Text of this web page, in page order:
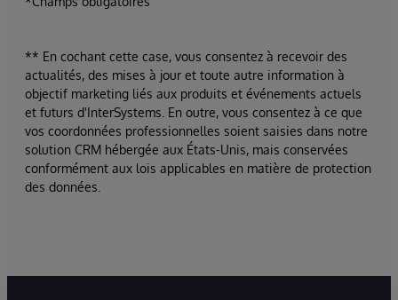
** En cochant cette case, vous consentez à recevoir des
actualités, des mises à jour et toute autre information à
objectif marketing liés aux produits et événements actuels
et futurs d'InterSystems. En outre, vous consentez à ce que
vos coordonnées professionnelles soient saisies dans notre
solution CRM hébergée aux États-Unis, mais conservées
conformément aux lois applicables en matière de protection
des données.